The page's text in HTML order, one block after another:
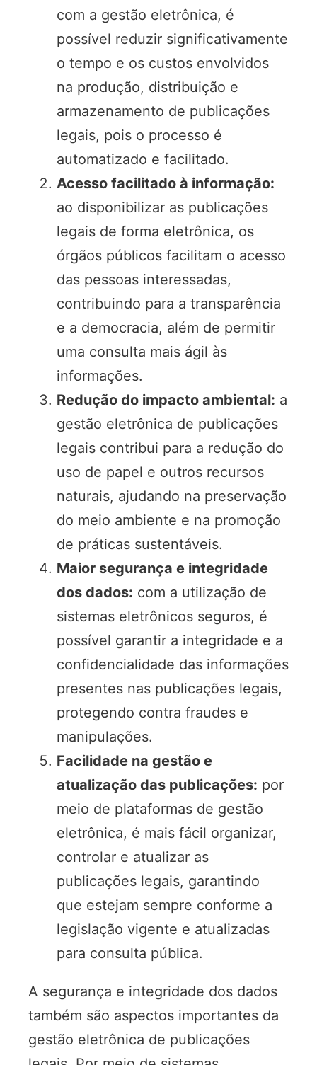
com a gestão eletrônica, é
possível reduzir significativamente
o tempo e os custos envolvidos
na produção, distribuição e
armazenamento de publicações
legais, pois o processo é
automatizado e facilitado.
Acesso facilitado à informação:
ao disponibilizar as publicações
legais de forma eletrônica, os
órgãos públicos facilitam o acesso
das pessoas interessadas,
contribuindo para a transparência
e a democracia, além de permitir
uma consulta mais ágil às
informações.
Redução do impacto ambiental: a
gestão eletrônica de publicações
legais contribui para a redução do
uso de papel e outros recursos
naturais, ajudando na preservação
do meio ambiente e na promoção
de práticas sustentáveis.
Maior segurança e integridade
dos dados: com a utilização de
sistemas eletrônicos seguros, é
possível garantir a integridade e a
confidencialidade das informações
presentes nas publicações legais,
protegendo contra fraudes e
manipulações.
Facilidade na gestão e
atualização das publicações: por
meio de plataformas de gestão
eletrônica, é mais fácil organizar,
controlar e atualizar as
publicações legais, garantindo
que estejam sempre conforme a
legislação vigente e atualizadas
para consulta pública.
A segurança e integridade dos dados
também são aspectos importantes da
gestão eletrônica de publicações